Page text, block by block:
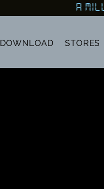
A
DOWNLOAD STORES